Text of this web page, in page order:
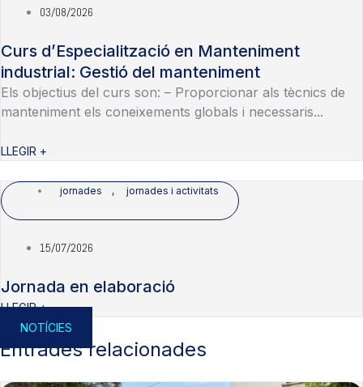
03/08/2026
Curs d’Especialització en Manteniment
industrial: Gestió del manteniment
Els objectius del curs son: – Proporcionar als tècnics de
manteniment els coneixements globals i necessaris...
LLEGIR +
jornades , jornades i activitats
15/07/2026
Jornada en elaboració
LLEGIR +
NOTÍCIES
Entrades relacionades